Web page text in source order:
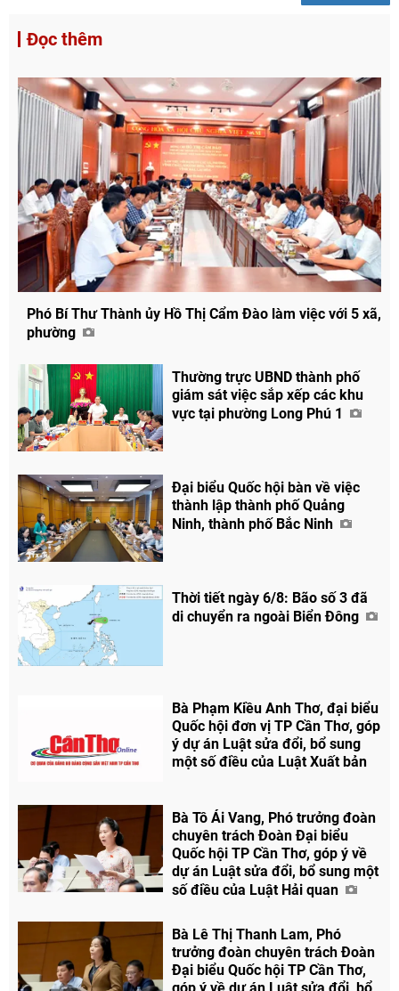
Chia sẻ
Đọc thêm
Phó Bí Thư Thành ủy Hồ Thị Cẩm Đào làm việc với 5 xã,
phường
Thường trực UBND thành phố
giám sát việc sắp xếp các khu
vực tại phường Long Phú 1
Đại biểu Quốc hội bàn về việc
thành lập thành phố Quảng
Ninh, thành phố Bắc Ninh
Thời tiết ngày 6/8: Bão số 3 đã
di chuyển ra ngoài Biển Đông
Bà Phạm Kiều Anh Thơ, đại biểu
Quốc hội đơn vị TP Cần Thơ, góp
ý dự án Luật sửa đổi, bổ sung
một số điều của Luật Xuất bản
Bà Tô Ái Vang, Phó trưởng đoàn
chuyên trách Đoàn Đại biểu
Quốc hội TP Cần Thơ, góp ý về
dự án Luật sửa đổi, bổ sung một
số điều của Luật Hải quan
Bà Lê Thị Thanh Lam, Phó
trưởng đoàn chuyên trách Đoàn
Đại biểu Quốc hội TP Cần Thơ,